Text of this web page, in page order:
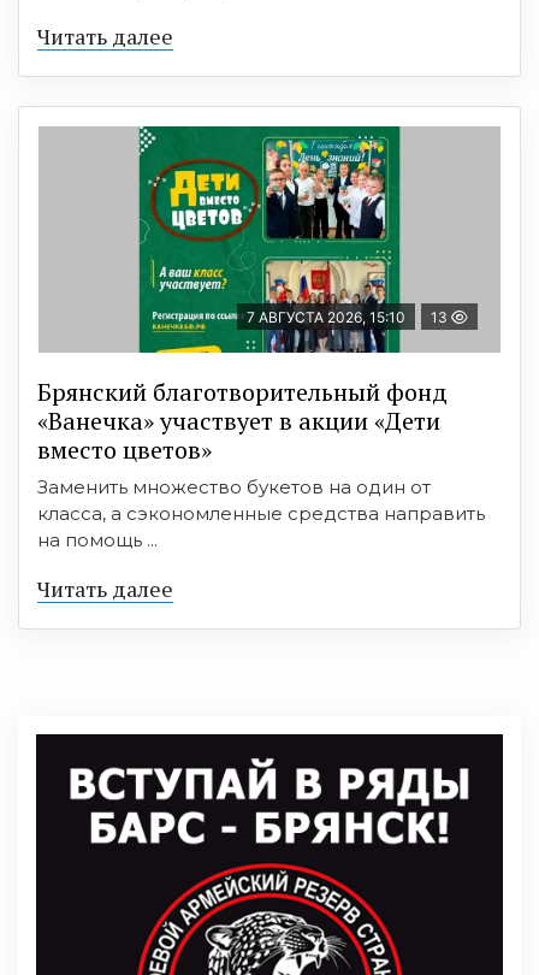
Читать далее
7 АВГУСТА 2026, 15:10 13
Брянский благотворительный фонд
«Ванечка» участвует в акции «Дети
вместо цветов»
Заменить множество букетов на один от
класса, а сэкономленные средства направить
на помощь ...
Читать далее